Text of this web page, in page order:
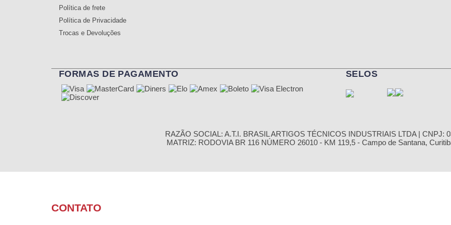
Política de frete
Política de Privacidade
Trocas e Devoluções
FORMAS DE PAGAMENTO SELOS
RAZÃO SOCIAL: A.T.I. BRASIL ARTIGOS TÉCNICOS INDUSTRIAIS LTDA | CNPJ:
MATRIZ: RODOVIA BR 116 NÚMERO 26010 - KM 119,5 - Campo de Santana,
CONTATO